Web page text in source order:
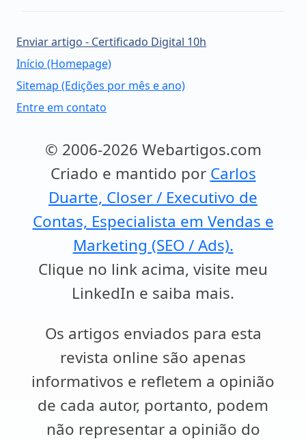
Enviar artigo - Certificado Digital 10h
Início (Homepage)
Sitemap (Edições por mês e ano)
Entre em contato
© 2006-2026 Webartigos.com
Criado e mantido por Carlos
Duarte, Closer / Executivo de
Contas, Especialista em Vendas e
Marketing (SEO / Ads).
Clique no link acima, visite meu
LinkedIn e saiba mais.
Os artigos enviados para esta
revista online são apenas
informativos e refletem a opinião
de cada autor, portanto, podem
não representar a opinião do